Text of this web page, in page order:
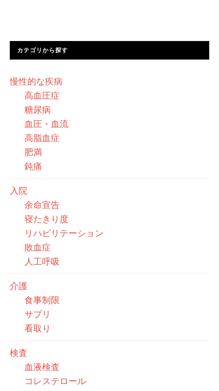
カテゴリから探す
慢性的な疾病
高血圧症
糖尿病
血圧・血流
高脂血症
肥満
鈍痛
入院
余命宣告
寝たきり度
リハビリテーション
敗血症
人工呼吸
介護
食事制限
サプリ
看取り
検査
血液検査
コレステロール